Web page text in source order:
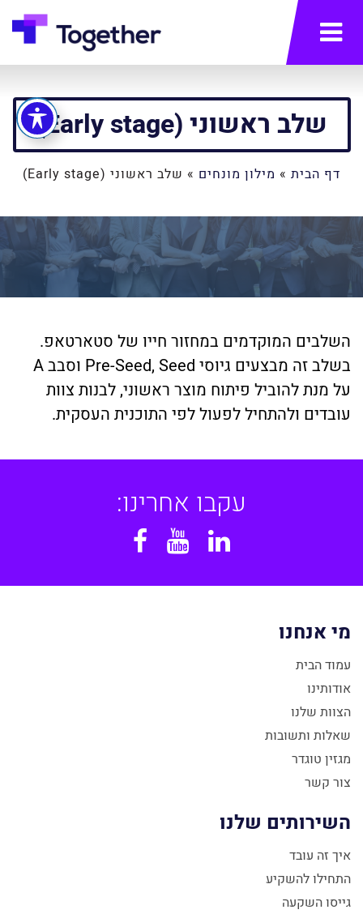
תפריט
שלב ראשוני (Early stage)
דף הבית » מילון מונחים » שלב ראשוני (Early stage)
השלבים המוקדמים במחזור חייו של סטארטאפ.
בשלב זה מבצעים גיוסי Pre-Seed, Seed וסבב A
על מנת להוביל פיתוח מוצר ראשוני, לבנות צוות
עובדים ולהתחיל לפעול לפי התוכנית העסקית.
עקבו אחרינו:
Linkedin
YouTube
מי אנחנו
עמוד הבית
אודותינו
הצוות שלנו
שאלות ותשובות
מגזין טוגדר
צור קשר
השירותים שלנו
איך זה עובד
התחילו להשקיע
גייסו השקעה